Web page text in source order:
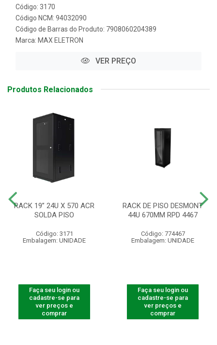
Código: 3170
Código NCM: 94032090
Código de Barras do Produto: 7908060204389
Marca: MAX ELETRON
VER PREÇO
Produtos Relacionados
RACK 19” 24U X 570 ACR
SOLDA PISO
Código: 3171
Embalagem: UNIDADE
Faça seu login ou
cadastre-se para
ver preços e
comprar
RACK DE PISO DESMONT
44U 670MM RPD 4467
Código: 774467
Embalagem: UNIDADE
Faça seu login ou
cadastre-se para
ver preços e
comprar